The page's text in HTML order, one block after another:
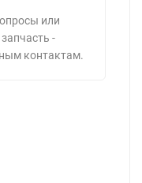
или
-
контактам.